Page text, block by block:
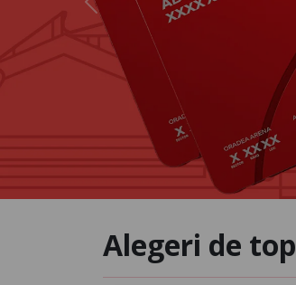
Previous
Alegeri de top